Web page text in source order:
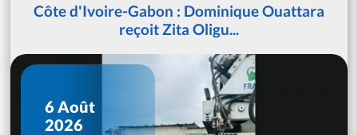
Côte d'Ivoire-Gabon : Dominique Ouattara
reçoit Zita Oligu...
6 Août
2026